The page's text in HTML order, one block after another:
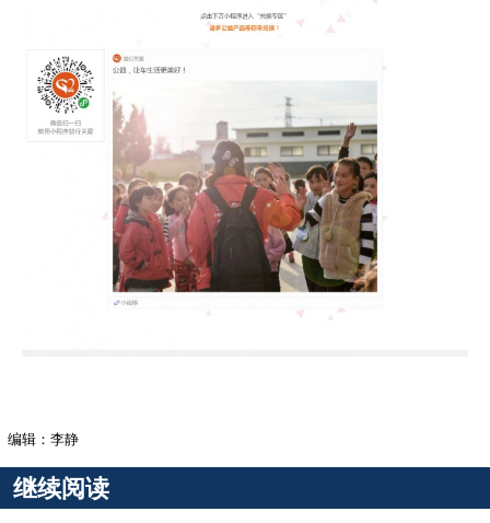
编辑：李静
继续阅读